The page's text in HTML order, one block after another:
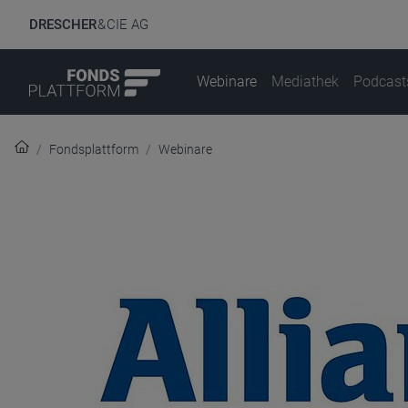
DRESCHER& CIE AG
Webinare Mediathek
Fondsplattform Webinare